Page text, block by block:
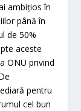
ambițios în
până în
de 50%
aceste
ONU privind
pentru
cel bun